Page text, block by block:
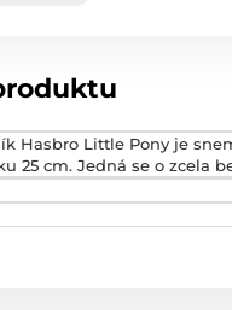
Hasbro Little Pony je
25 cm. Jedná se o zcela